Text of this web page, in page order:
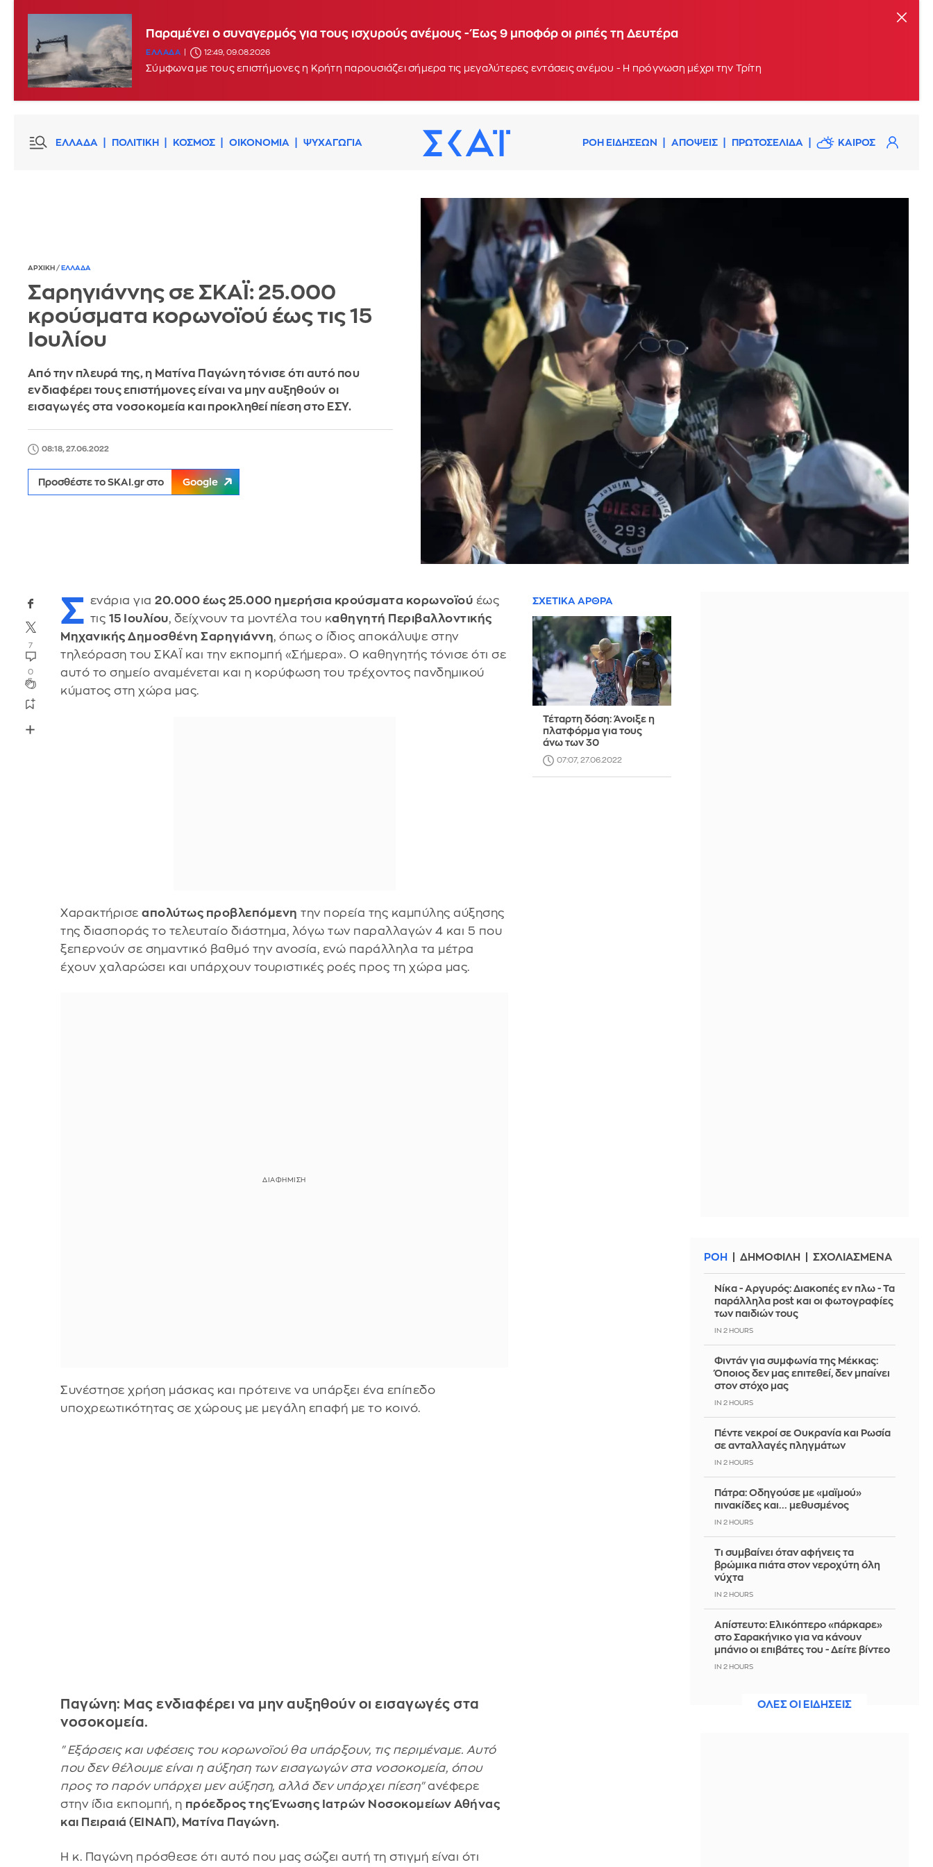
Παραμένει ο συναγερμός για τους ισχυρούς ανέμους - Έως 9 μποφόρ οι ριπές τη Δευτέρα
ΕΛΛΑΔΑ 12:49, 09.08.2026
Σύμφωνα με τους επιστήμονες η Κρήτη παρουσιάζει σήμερα τις μεγαλύτερες εντάσεις ανέμου - Η πρόγνωση μέχρι την Τρίτη
ΕΛΛΑΔΑ ΠΟΛΙΤΙΚΗ ΚΟΣΜΟΣ ΟΙΚΟΝΟΜΙΑ ΨΥΧΑΓΩΓΙΑ ΡΟΗ ΕΙΔΗΣΕΩΝ ΑΠΟΨΕΙΣ ΠΡΩΤΟΣΕΛΙΔΑ ΚΑΙΡΟΣ
ΑΡΧΙΚΗ / ΕΛΛΑΔΑ
Σαρηγιάννης σε ΣΚΑΪ: 25.000
κρούσματα κορωνοϊού έως τις 15
Ιουλίου
Από την πλευρά της, η Ματίνα Παγώνη τόνισε ότι αυτό που
ενδιαφέρει τους επιστήμονες είναι να μην αυξηθούν οι
εισαγωγές στα νοσοκομεία και προκληθεί πίεση στο ΕΣΥ.
08:18, 27.06.2022
Προσθέστε το SKAI.gr στο Google
7
0
Σ ενάρια για20.000 έως 25.000 ημερήσια κρούσματα κορωνοϊού έως
τις 15 Ιουλίου, δείχνουν τα μοντέλα του καθηγητή Περιβαλλοντικής
Μηχανικής Δημοσθένη Σαρηγιάννη, όπως ο ίδιος αποκάλυψε στην
τηλεόραση του ΣΚΑΪ και την εκπομπή «Σήμερα». Ο καθηγητής τόνισε ότι σε
αυτό το σημείο αναμένεται και η κορύφωση του τρέχοντος πανδημικού
κύματος στη χώρα μας.
Χαρακτήρισεαπολύτως προβλεπόμενη την πορεία της καμπύλης αύξησης
της διασποράς το τελευταίο διάστημα, λόγω των παραλλαγών 4 και 5 που
ξεπερνούν σε σημαντικό βαθμό την ανοσία, ενώ παράλληλα τα μέτρα
έχουν χαλαρώσει και υπάρχουν τουριστικές ροές προς τη χώρα μας.
Συνέστησε χρήση μάσκας και πρότεινε να υπάρξει ένα επίπεδο
υποχρεωτικότητας σε χώρους με μεγάλη επαφή με το κοινό.
Παγώνη: Μας ενδιαφέρει να μην αυξηθούν οι εισαγωγές στα
νοσοκομεία.
"Εξάρσεις και υφέσεις του κορωνοϊού θα υπάρξουν, τις περιμέναμε. Αυτό
που δεν θέλουμε είναι η αύξηση των εισαγωγών στα νοσοκομεία, όπου
προς το παρόν υπάρχει μεν αύξηση, αλλά δεν υπάρχει πίεση"ανέφερε
στην ίδια εκπομπή, η πρόεδρος της Ένωσης Ιατρών Νοσοκομείων Αθήνας
και Πειραιά (ΕΙΝΑΠ), Ματίνα Παγώνη.
Η κ. Παγώνη πρόσθεσε ότι αυτό που μας σώζει αυτή τη στιγμή είναι ότι
ΣΧΕΤΙΚΑ ΑΡΘΡΑ
Τέταρτη δόση: Άνοιξε η
πλατφόρμα για τους
άνω των 30
07:07, 27.06.2022
ΡΟΗ ΔΗΜΟΦΙΛΗ ΣΧΟΛΙΑΣΜΕΝΑ
Νίκα - Αργυρός: Διακοπές εν πλω - Τα
παράλληλα post και οι φωτογραφίες
των παιδιών τους
IN 2 HOURS
Φιντάν για συμφωνία της Μέκκας:
Όποιος δεν μας επιτεθεί, δεν μπαίνει
στον στόχο μας
IN 2 HOURS
Πέντε νεκροί σε Ουκρανία και Ρωσία
σε ανταλλαγές πληγμάτων
IN 2 HOURS
Πάτρα: Οδηγούσε με «μαϊμού»
πινακίδες και... μεθυσμένος
IN 2 HOURS
Τι συμβαίνει όταν αφήνεις τα
βρώμικα πιάτα στον νεροχύτη όλη
νύχτα
IN 2 HOURS
Απίστευτο: Ελικόπτερο «πάρκαρε»
στο Σαρακήνικο για να κάνουν
μπάνιο οι επιβάτες του - Δείτε βίντεο
IN 2 HOURS
απάτης σε βάρος ηλικιωμένης στην
ΟΛΕΣ ΟΙ ΕΙΔΗΣΕΙΣ